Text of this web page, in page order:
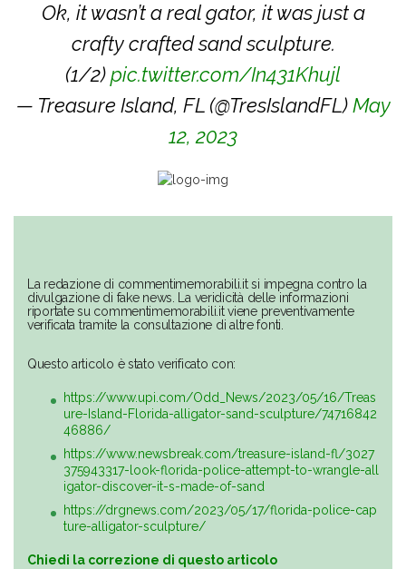
Ok, it wasn’t a real gator, it was just a
crafty crafted sand sculpture.
(1/2)pic.twitter.com/In431Khujl
— Treasure Island, FL (@TresIslandFL)May
12, 2023
La redazione di commentimemorabili.it si impegna contro la
divulgazione di fake news. La veridicità delle informazioni
riportate su commentimemorabili.it viene preventivamente
verificata tramite la consultazione di altre fonti.
Questo articolo è stato verificato con:
https://www.upi.com/Odd_News/2023/05/16/Treas
ure-Island-Florida-alligator-sand-sculpture/74716842
46886/
https://www.newsbreak.com/treasure-island-fl/3027
375943317-look-florida-police-attempt-to-wrangle-all
igator-discover-it-s-made-of-sand
https://drgnews.com/2023/05/17/florida-police-cap
ture-alligator-sculpture/
Chiedi la correzione di questo articolo